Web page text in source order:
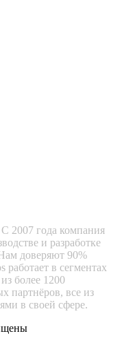
2007 года компания
и разработке
доверяют 90%
в сегментах
более 1200
партнёров, все из
в своей сфере.